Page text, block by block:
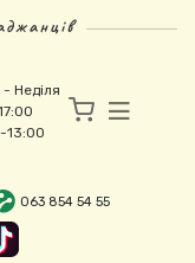
- Неділя
13:00
063 854 54 55